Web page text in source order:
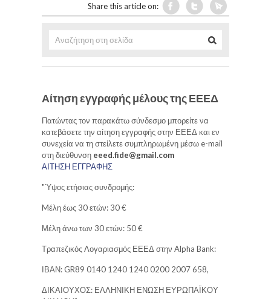
Share this article on:
Αίτηση εγγραφής μέλους της ΕΕΕΔ
Πατώντας τον παρακάτω σύνδεσμο μπορείτε να
κατεβάσετε την αίτηση εγγραφής στην ΕΕΕΔ και εν
συνεχεία να τη στείλετε συμπληρωμένη μέσω e-mail
στη διεύθυνση eeed.fide@gmail.com
ΑΙΤΗΣΗ ΕΓΓΡΑΦΗΣ
"Ύψος ετήσιας συνδρομής:
Mέλη έως 30 ετών: 30 €
Μέλη άνω των 30 ετών: 50 €
Τραπεζικός Λογαριασμός ΕΕΕΔ στην Alpha Bank:
ΙΒΑΝ: GR89 0140 1240 1240 0200 2007 658,
ΔΙΚΑΙΟΥΧΟΣ: ΕΛΛΗΝΙΚΗ ΕΝΩΣΗ ΕΥΡΩΠΑΪΚΟΥ